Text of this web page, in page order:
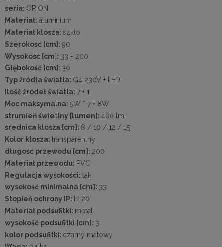
seria: ORION
Materiał: aluminium
Materiał klosza: szkło
Szerokość [cm]: 90
Wysokość [cm]: 33 - 200
Głębokość [cm]: 30
Typ źródła światła: G4 230V + LED
Ilość źródeł światła: 7 + 1
Moc maksymalna: 5W * 7 + 8W
strumień świetlny [lumen]: 400 lm
średnica klosza [cm]: 8 / 10 / 12 / 15
Kolor klosza: transparentny
długość przewodu [cm]: 200
Materiał przewodu: PVC
Regulacja wysokości: tak
wysokość minimalna [cm]: 33
Stopień ochrony IP: IP 20
Materiał podsufitki: metal
wysokość podsufitki [cm]: 3
kolor podsufitki: czarny matowy